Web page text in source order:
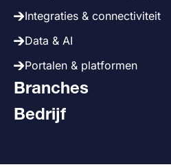
Integraties & connectiviteit
Data & AI
Portalen & platformen
Branches
Bedrijf